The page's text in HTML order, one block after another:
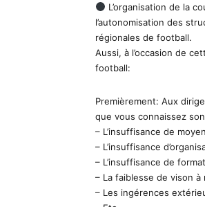
L’organisation de la
l’autonomisation des
régionales de football.
Aussi, à l’occasion de
football:
Premièrement: Aux
que vous connaissez
– L’insuffisance de
– L’insuffisance
– L’insuffisance de
– La faiblesse de vison
– Les ingérences